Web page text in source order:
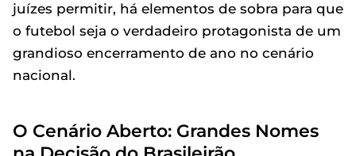
juízes permitir, há elementos de sobra para que
o futebol seja o verdadeiro protagonista de um
grandioso encerramento de ano no cenário
nacional.
O Cenário Aberto: Grandes Nomes